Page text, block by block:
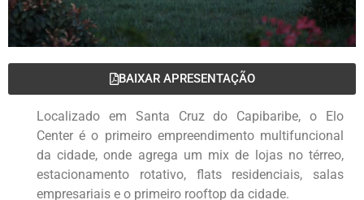
BAIXAR APRESENTAÇÃO
Localizado em Santa Cruz do Capibaribe, o Elo
Center é o primeiro empreendimento multifuncional
da cidade, onde agrega um mix de lojas no térreo,
estacionamento rotativo, flats residenciais, salas
empresariais e o primeiro rooftop da cidade.